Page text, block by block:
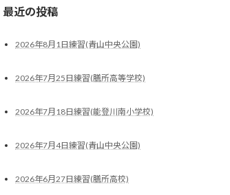
最近の投稿
2026年8月1日練習(青山中央公園)
2026年7月25日練習(膳所高等学校)
2026年7月18日練習(能登川南小学校)
2026年7月4日練習(青山中央公園)
2026年6月27日練習(膳所高校)